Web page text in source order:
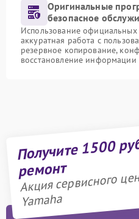
Оригинальные
безопасное
Использование
аккуратная работа с
резервное копирование,
восстановление
Получите 1500
ремонт
Акция сервисного
Yamaha